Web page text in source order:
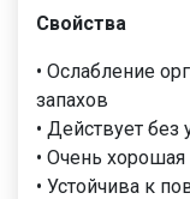
Свойства
• Ослабление
запахов
• Действует без
• Очень
• Устойчива к